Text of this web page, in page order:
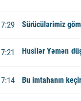
Sürücülərimiz
Husilər Yəmən
Bu imtahanın